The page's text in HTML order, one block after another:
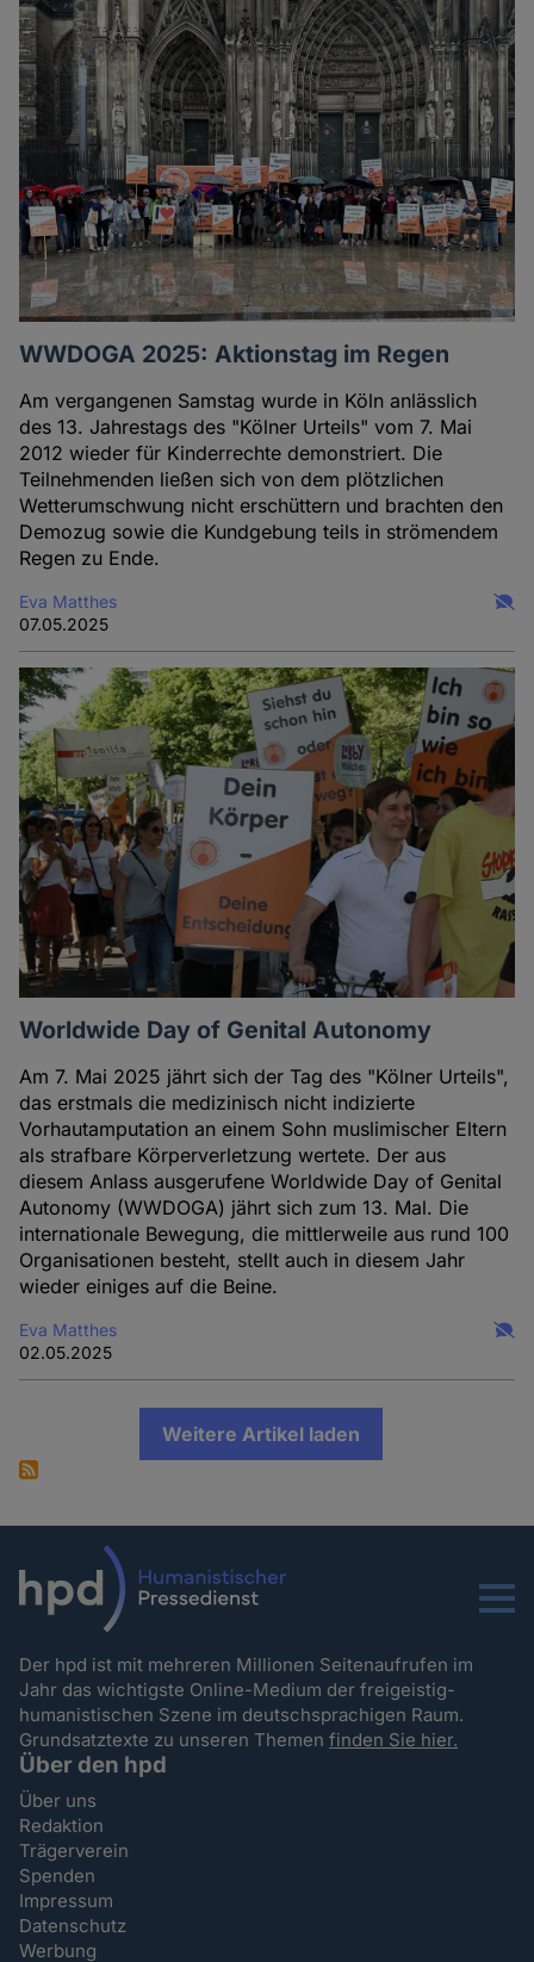
WWDOGA 2025: Aktionstag im Regen
Am vergangenen Samstag wurde in Köln anlässlich
des 13. Jahrestags des "Kölner Urteils" vom 7. Mai
2012 wieder für Kinderrechte demonstriert. Die
Teilnehmenden ließen sich von dem plötzlichen
Wetterumschwung nicht erschüttern und brachten den
Demozug sowie die Kundgebung teils in strömendem
Regen zu Ende.
Eva Matthes
07.05.2025
Worldwide Day of Genital Autonomy
Am 7. Mai 2025 jährt sich der Tag des "Kölner Urteils",
das erstmals die medizinisch nicht indizierte
Vorhautamputation an einem Sohn muslimischer Eltern
als strafbare Körperverletzung wertete. Der aus
diesem Anlass ausgerufene Worldwide Day of Genital
Autonomy (WWDOGA) jährt sich zum 13. Mal. Die
internationale Bewegung, die mittlerweile aus rund 100
Organisationen besteht, stellt auch in diesem Jahr
wieder einiges auf die Beine.
Eva Matthes
02.05.2025
Weitere Artikel laden
Menu
Der hpd ist mit mehreren Millionen Seitenaufrufen im
Jahr das wichtigste Online-Medium der freigeistig-
humanistischen Szene im deutschsprachigen Raum.
Grundsatztexte zu unseren Themenfinden Sie hier.
Über den hpd
Über uns
Redaktion
Trägerverein
Spenden
Impressum
Datenschutz
Werbung